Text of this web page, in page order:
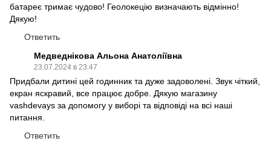
батареє тримає чудово! Геолокецію визначають відмінно!
Дякую!
Ответить
Медведнікова Альона Анатоліївна
23.07.2024 в 23:47
Придбали дитині цей годинник та дуже задоволені. Звук чіткий,
екран яскравий, все працює добре. Дякую магазину
vashdevays за допомогу у виборі та відповіді на всі наші
питання.
Ответить